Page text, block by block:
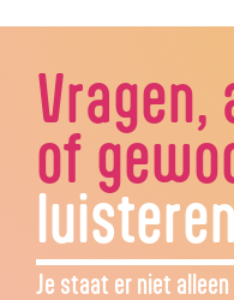
Vragen,
of
Je staat er niet